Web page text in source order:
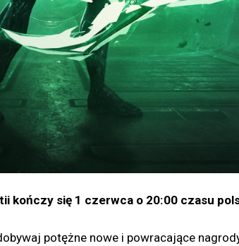
kończy się 1 czerwca o 20:00 czasu
potężne nowe i powracające